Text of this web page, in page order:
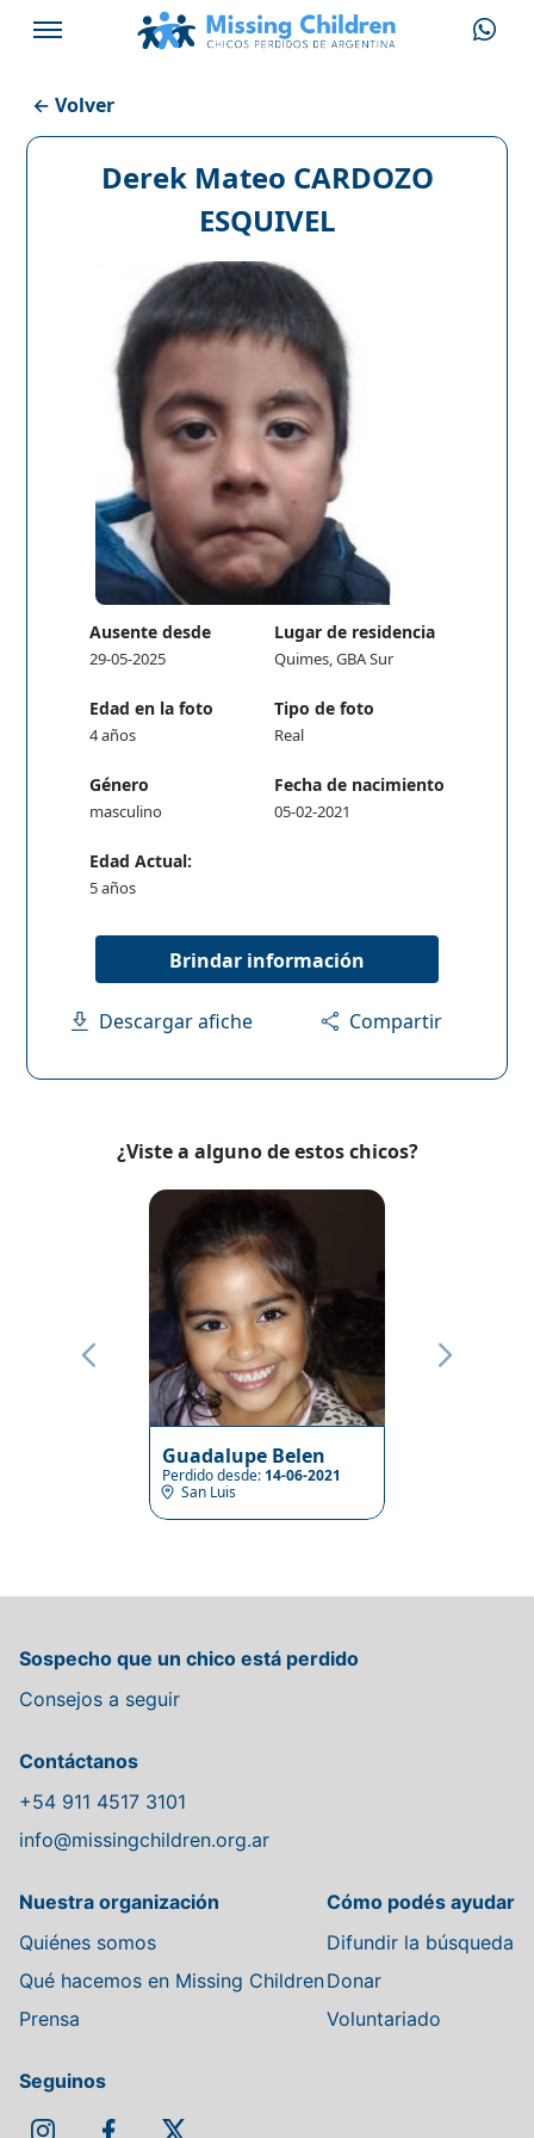
← Volver
Derek Mateo CARDOZO
ESQUIVEL
Ausente desde
29-05-2025
Lugar de residencia
Quimes, GBA Sur
Edad en la foto
4 años
Tipo de foto
Real
Género
masculino
Fecha de nacimiento
05-02-2021
Edad Actual:
5 años
Brindar información
Descargar afiche Compartir
¿Viste a alguno de estos chicos?
Guadalupe Belen
Perdido desde:14-06-2021
San Luis
Sospecho que un chico está perdido
Consejos a seguir
Contáctanos
+54 911 4517 3101
info@missingchildren.org.ar
Nuestra organización
Quiénes somos
Qué hacemos en Missing Children
Prensa
Cómo podés ayudar
Difundir la búsqueda
Donar
Voluntariado
Seguinos